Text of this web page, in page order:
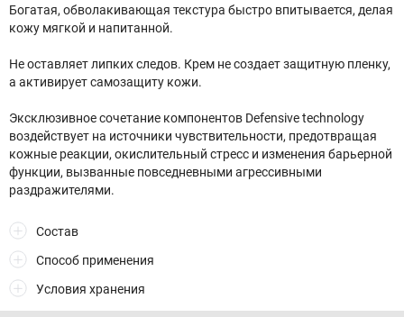
Богатая, обволакивающая текстура быстро впитывается, делая
кожу мягкой и напитанной.
Не оставляет липких следов. Крем не создает защитную пленку,
а активирует самозащиту кожи.
Эксклюзивное сочетание компонентов Defensive technology
воздействует на источники чувствительности, предотвращая
кожные реакции, окислительный стресс и изменения барьерной
функции, вызванные повседневными агрессивными
раздражителями.
Состав
Способ применения
Условия хранения